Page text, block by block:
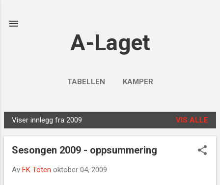
A-Laget
TABELLEN KAMPER
I
n
Viser innlegg fra 2009 VIS ALLE
Sesongen 2009 - oppsummering
Av FK Toten oktober 04, 2009